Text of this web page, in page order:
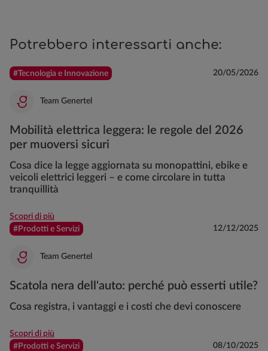
Potrebbero interessarti anche:
#Tecnologia e Innovazione 20/05/2026
Team Genertel
Mobilità elettrica leggera: le regole del 2026
per muoversi sicuri
Cosa dice la legge aggiornata su monopattini, ebike e
veicoli elettrici leggeri – e come circolare in tutta
tranquillità
Scopri di più
#Prodotti e Servizi
12/12/2025
Team Genertel
Scatola nera dell'auto: perché può esserti utile?
Cosa registra, i vantaggi e i costi che devi conoscere
Scopri di più
#Prodotti e Servizi
08/10/2025